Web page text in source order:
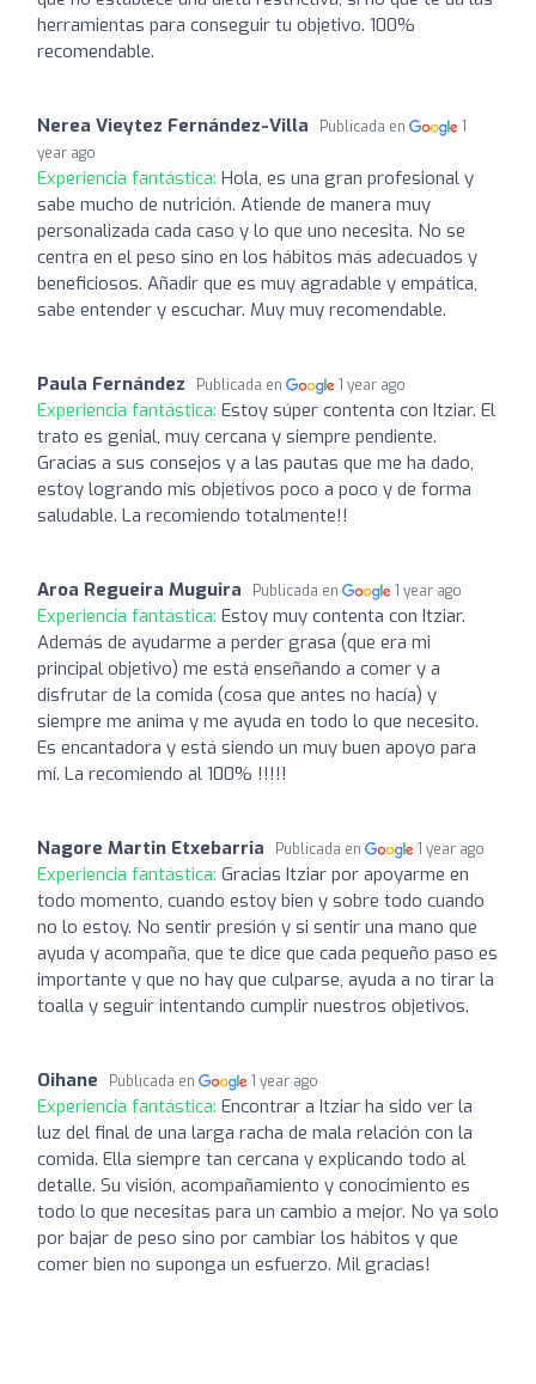
herramientas para conseguir tu objetivo. 100%
recomendable.
Nerea Vieytez Fernández-Villa Publicada en
1
year ago
Experiencia fantástica: Hola, es una gran profesional y
sabe mucho de nutrición. Atiende de manera muy
personalizada cada caso y lo que uno necesita. No se
centra en el peso sino en los hábitos más adecuados y
beneficiosos. Añadir que es muy agradable y empática,
sabe entender y escuchar. Muy muy recomendable.
Paula Fernández Publicada en 1 year ago
Experiencia fantástica: Estoy súper contenta con Itziar. El
trato es genial, muy cercana y siempre pendiente.
Gracias a sus consejos y a las pautas que me ha dado,
estoy logrando mis objetivos poco a poco y de forma
saludable. La recomiendo totalmente!!
Aroa Regueira Muguira Publicada en 1 year ago
Experiencia fantástica: Estoy muy contenta con Itziar.
Además de ayudarme a perder grasa (que era mi
principal objetivo) me está enseñando a comer y a
disfrutar de la comida (cosa que antes no hacía) y
siempre me anima y me ayuda en todo lo que necesito.
Es encantadora y está siendo un muy buen apoyo para
mí. La recomiendo al 100% !!!!!
Nagore Martin Etxebarria Publicada en 1 year ago
Experiencia fantástica: Gracias Itziar por apoyarme en
todo momento, cuando estoy bien y sobre todo cuando
no lo estoy. No sentir presión y si sentir una mano que
ayuda y acompaña, que te dice que cada pequeño paso es
importante y que no hay que culparse, ayuda a no tirar la
toalla y seguir intentando cumplir nuestros objetivos.
Oihane Publicada en 1 year ago
Experiencia fantástica: Encontrar a Itziar ha sido ver la
luz del final de una larga racha de mala relación con la
comida. Ella siempre tan cercana y explicando todo al
detalle. Su visión, acompañamiento y conocimiento es
todo lo que necesitas para un cambio a mejor. No ya solo
por bajar de peso sino por cambiar los hábitos y que
comer bien no suponga un esfuerzo. Mil gracias!